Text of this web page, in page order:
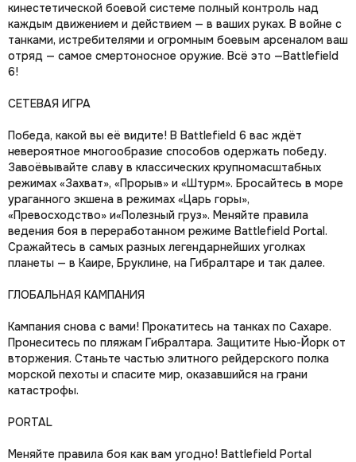
кинестетической боевой системе полный контроль над
каждым движением и действием — в ваших руках. В войне с
танками, истребителями и огромным боевым арсеналом ваш
отряд — самое смертоносное оружие. Всё это —Battlefield
6!
СЕТЕВАЯ ИГРА
Победа, какой вы её видите! В Battlefield 6 вас ждёт
невероятное многообразие способов одержать победу.
Завоёвывайте славу в классических крупномасштабных
режимах «Захват», «Прорыв» и «Штурм». Бросайтесь в море
ураганного экшена в режимах «Царь горы»,
«Превосходство» и«Полезный груз». Меняйте правила
ведения боя в переработанном режиме Battlefield Portal.
Сражайтесь в самых разных легендарнейших уголках
планеты — в Каире, Бруклине, на Гибралтаре и так далее.
ГЛОБАЛЬНАЯ КАМПАНИЯ
Кампания снова с вами! Прокатитесь на танках по Сахаре.
Пронеситесь по пляжам Гибралтара. Защитите Нью-Йорк от
вторжения. Станьте частью элитного рейдерского полка
морской пехоты и спасите мир, оказавшийся на грани
катастрофы.
PORTAL
Меняйте правила боя как вам угодно! Battlefield Portal